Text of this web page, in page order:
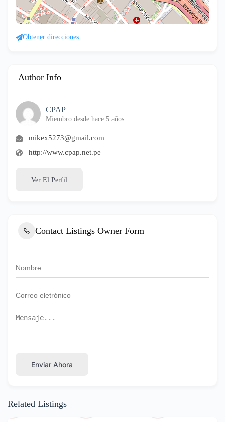
Obtener direcciones
Author Info
CPAP
Miembro desde hace 5 años
mikex5273@gmail.com
http://www.cpap.net.pe
Ver El Perfil
Contact Listings Owner Form
Enviar Ahora
Related Listings